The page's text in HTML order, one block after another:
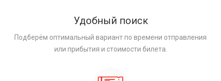
Удобный поиск
Подберём оптимальный вариант по времени отправления
или прибытия и стоимости билета.